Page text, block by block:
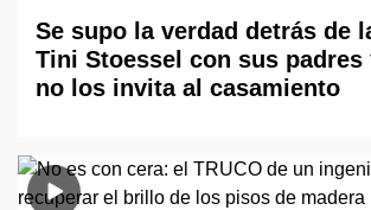
Se supo la verdad detrás de
Tini Stoessel con sus padres
no los invita al casamiento